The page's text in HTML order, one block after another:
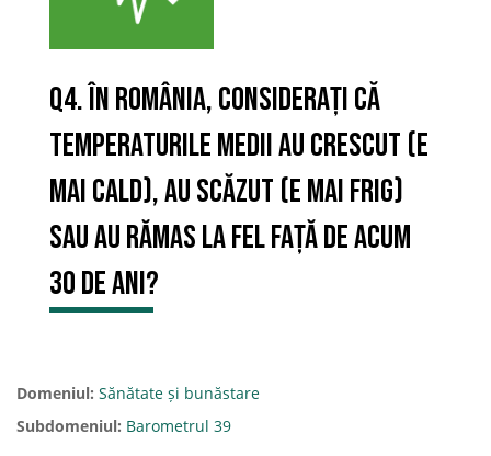
Q4. În România, considerați că
temperaturile medii au crescut (e
mai cald), au scăzut (e mai frig)
sau au rămas la fel față de acum
30 de ani?
Domeniul: Sănătate și bunăstare
Subdomeniul: Barometrul 39